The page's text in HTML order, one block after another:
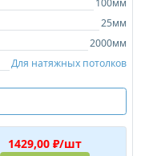
100мм
25мм
2000мм
Для натяжных потолков
1429,00 ₽/шт